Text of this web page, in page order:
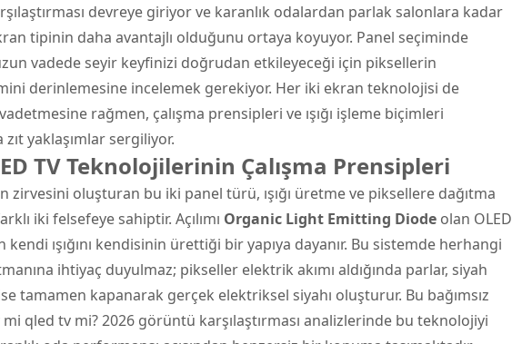
devreye giriyor ve karanlık odalardan parlak salonlara kadar
tipinin daha avantajlı olduğunu ortaya koyuyor. Panel seçiminde
vadede seyir keyfinizi doğrudan etkileyeceği için piksellerin
derinlemesine incelemek gerekiyor. Her iki ekran teknolojisi de
rağmen, çalışma prensipleri ve ışığı işleme biçimleri
yaklaşımlar sergiliyor.
TV Teknolojilerinin Çalışma Prensipleri
oluşturan bu iki panel türü, ışığı üretme ve piksellere dağıtma
iki felsefeye sahiptir. Açılımı Organic Light Emitting Diode olan OLED
ışığını kendisinin ürettiği bir yapıya dayanır. Bu sistemde herhangi
ihtiyaç duyulmaz; pikseller elektrik akımı aldığında parlar, siyah
tamamen kapanarak gerçek elektriksel siyahı oluşturur. Bu bağımsız
qled tv mi? 2026 görüntü karşılaştırması analizlerinde bu teknolojiyi